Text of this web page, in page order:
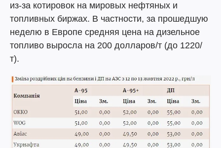
из-за котировок на мировых нефтяных и
топливных биржах. В частности, за прошедшую
неделю в Европе средняя цена на дизельное
топливо выросла на 200 долларов/т (до 1220/
т).